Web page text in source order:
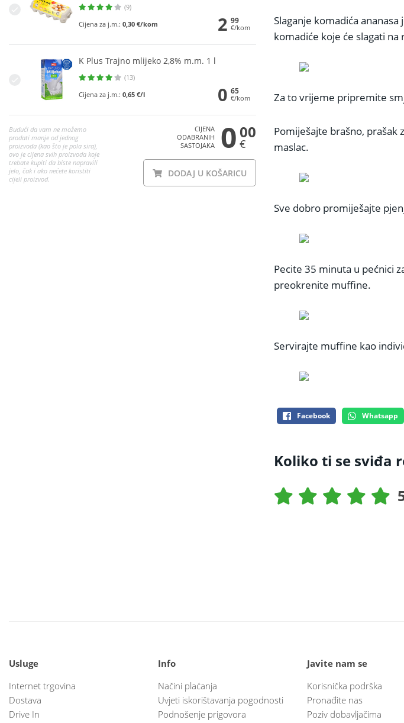
(9)
Cijena za j.m.: 0,30 €/kom 2 99
€/kom
K Plus Trajno mlijeko 2,8% m.m. 1 l
(13)
Cijena za j.m.: 0,65 €/l 0 65
€/kom
Budući da vam ne možemo
prodati manje od jednog
proizvoda (kao što je pola sira),
ovo je cijena svih proizvoda koje
trebate kupiti da biste napravili
jelo, čak i ako nećete koristiti
cijeli proizvod.
CIJENA
ODABRANIH
SASTOJAKA
0 00
€
DODAJ U KOŠARICU
Slaganje komadića
komadiće koje će slagati
Za to vrijeme pripremite
Pomiješajte brašno, prašak
maslac.
Sve dobro promiješajte
Pecite 35 minuta u pećnici
preokrenite muffine.
Servirajte muffine kao
Facebook Whatsapp
Koliko ti se sviđa
Usluge
Internet trgovina
Dostava
Drive In
Info
Načini plaćanja
Uvjeti iskorištavanja pogodnosti
Podnošenje prigovora
Javite nam se
Korisnička podrška
Pronađite nas
Poziv dobavljačima